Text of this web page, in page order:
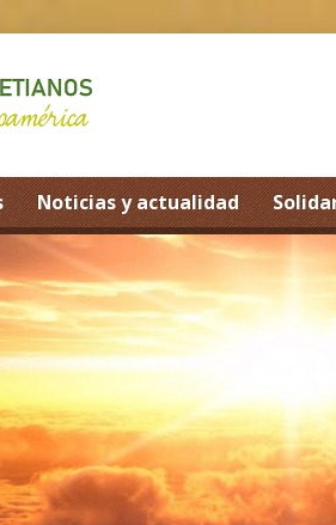
Noticias y actualidad